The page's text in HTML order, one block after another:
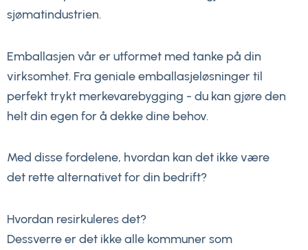
sjømatindustrien.
Emballasjen vår er utformet med tanke på din
virksomhet. Fra geniale emballasjeløsninger til
perfekt trykt merkevarebygging - du kan gjøre den
helt din egen for å dekke dine behov.
Med disse fordelene, hvordan kan det ikke være
det rette alternativet for din bedrift?
Hvordan resirkuleres det?
Dessverre er det ikke alle kommuner som